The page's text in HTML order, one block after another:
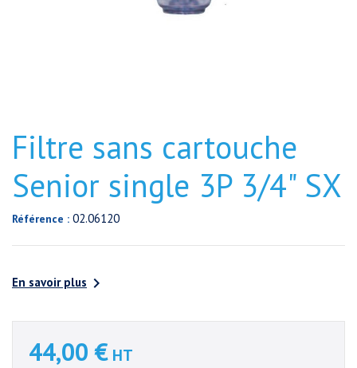
Filtre sans cartouche
Senior single 3P 3/4" SX
Référence : 02.06120
En savoir plus 
44,00 € HT